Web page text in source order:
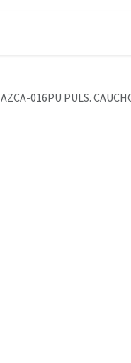
AZCA-016PU PULS.